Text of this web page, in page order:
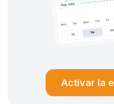
Activar la